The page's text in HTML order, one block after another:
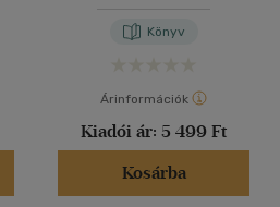
Könyv
Árinformációk
Kiadói ár: 5 499 Ft
Kosárba